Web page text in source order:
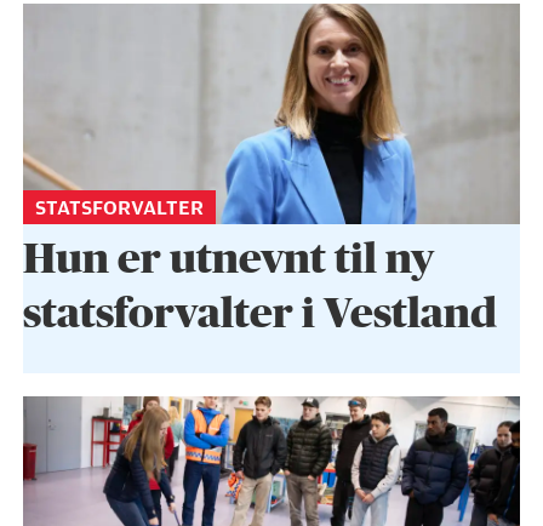
STATSFORVALTER
Hun er utnevnt til ny
statsforvalter i Vestland